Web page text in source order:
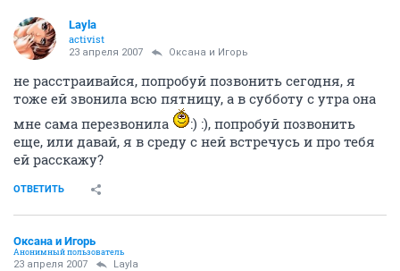
Layla
activist
23 апреля 2007 Оксана и Игорь
не расстраивайся, попробуй позвонить сегодня, я
тоже ей звонила всю пятницу, а в субботу с утра она
мне сама перезвонила
:) :), попробуй позвонить
еще, или давай, я в среду с ней встречусь и про тебя
ей расскажу?
ОТВЕТИТЬ
Оксана и Игорь
Анонимный пользователь
23 апреля 2007 Layla